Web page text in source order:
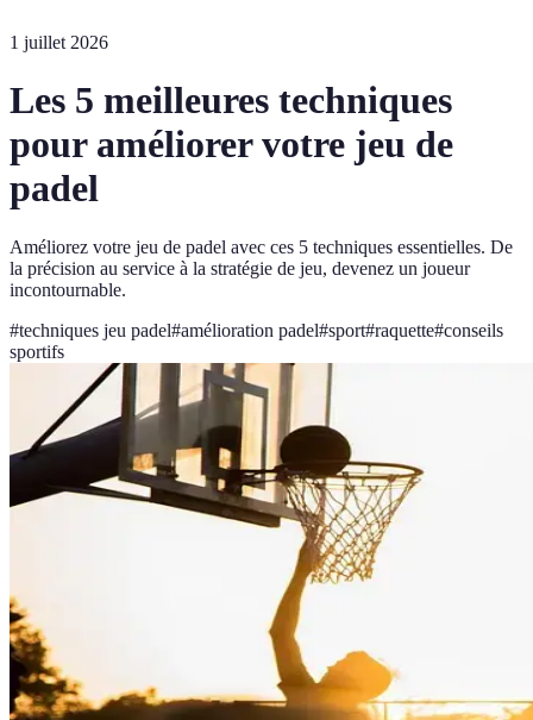
1 juillet 2026
Les 5 meilleures techniques
pour améliorer votre jeu de
padel
Améliorez votre jeu de padel avec ces 5 techniques essentielles. De
la précision au service à la stratégie de jeu, devenez un joueur
incontournable.
#techniques jeu padel#amélioration padel#sport#raquette#conseils
sportifs